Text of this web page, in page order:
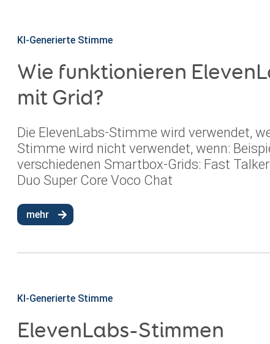
KI-Generierte Stimme
Wie funktionieren
mit Grid?
Die ElevenLabs-Stimme wird verwendet,
Stimme wird nicht verwendet, wenn:
verschiedenen Smartbox-Grids: Fast
Duo Super Core Voco Chat
mehr
KI-Generierte Stimme
ElevenLabs-Stimmen